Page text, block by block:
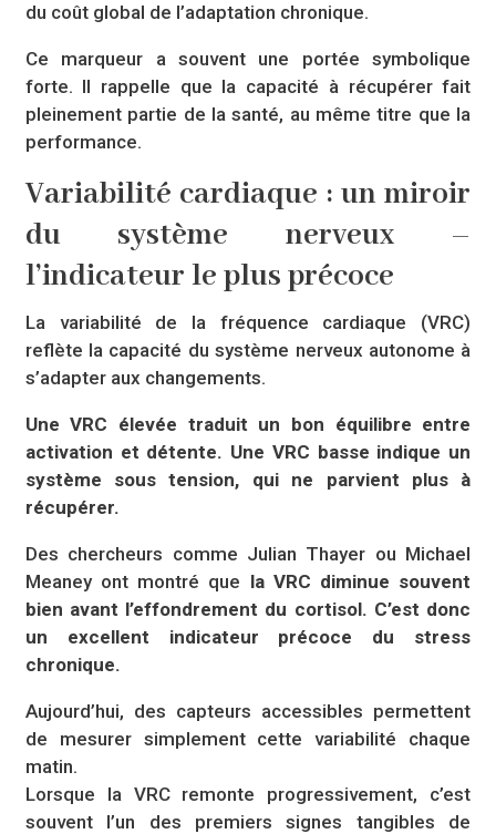
du coût global de l’adaptation chronique.
Ce marqueur a souvent une portée symbolique
forte. Il rappelle que la capacité à récupérer fait
pleinement partie de la santé, au même titre que la
performance.
Variabilité cardiaque : un miroir
du système nerveux –
l’indicateur le plus précoce
La variabilité de la fréquence cardiaque (VRC)
reflète la capacité du système nerveux autonome à
s’adapter aux changements.
Une VRC élevée traduit un bon équilibre entre
activation et détente. Une VRC basse indique un
système sous tension, qui ne parvient plus à
récupérer.
Des chercheurs comme Julian Thayer ou Michael
Meaney ont montré que la VRC diminue souvent
bien avant l’effondrement du cortisol. C’est donc
un excellent indicateur précoce du stress
chronique.
Aujourd’hui, des capteurs accessibles permettent
de mesurer simplement cette variabilité chaque
matin.
Lorsque la VRC remonte progressivement, c’est
souvent l’un des premiers signes tangibles de